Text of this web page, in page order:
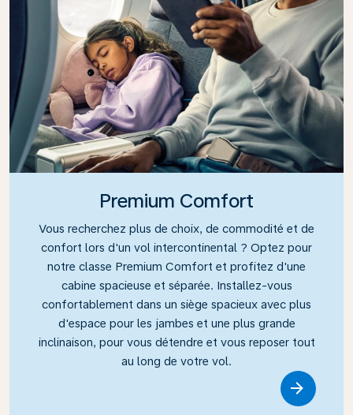
Premium Comfort
Vous recherchez plus de choix, de commodité et de
confort lors d'un vol intercontinental ? Optez pour
notre classe Premium Comfort et profitez d'une
cabine spacieuse et séparée. Installez-vous
confortablement dans un siège spacieux avec plus
d'espace pour les jambes et une plus grande
inclinaison, pour vous détendre et vous reposer tout
au long de votre vol.